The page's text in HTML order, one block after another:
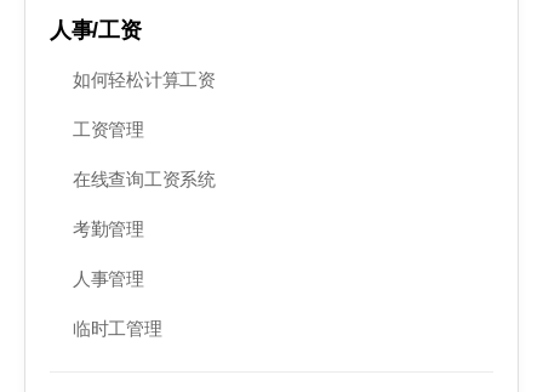
人事/工资
如何轻松计算工资
工资管理
在线查询工资系统
考勤管理
人事管理
临时工管理